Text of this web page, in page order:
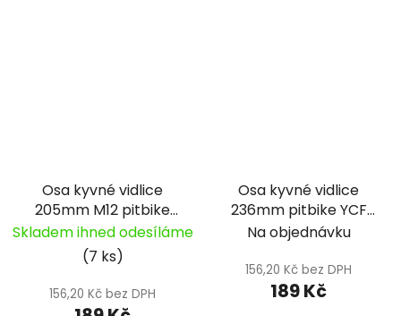
Osa kyvné vidlice
205mm M12 pitbike
YCF (037)
Skladem ihned odesíláme
(7 ks)
156,20 Kč bez DPH
Osa kyvné vidlice
236mm pitbike YCF
(033)
Na objednávku
156,20 Kč bez DPH
189 Kč